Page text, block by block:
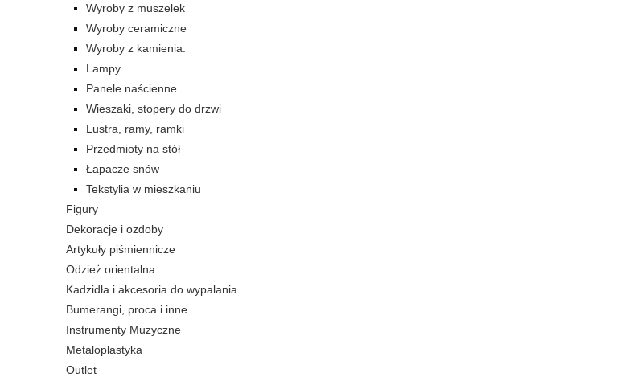
Wyroby z muszelek
Wyroby ceramiczne
Wyroby z kamienia.
Lampy
Panele naścienne
Wieszaki, stopery do drzwi
Lustra, ramy, ramki
Przedmioty na stół
Łapacze snów
Tekstylia w mieszkaniu
Figury
Dekoracje i ozdoby
Artykuły piśmiennicze
Odzież orientalna
Kadzidła i akcesoria do wypalania
Bumerangi, proca i inne
Instrumenty Muzyczne
Metaloplastyka
Outlet